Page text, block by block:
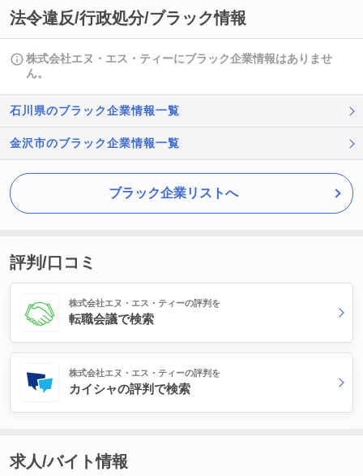
法令違反/行政処分/ブラック情報
株式会社エヌ・エス・ティーにブラック企業情報はありませ
ん。
石川県のブラック企業情報一覧
金沢市のブラック企業情報一覧
ブラック企業リストへ
評判/口コミ
株式会社エヌ・エス・ティーの評判を
転職会議で検索
株式会社エヌ・エス・ティーの評判を
カイシャの評判で検索
求人/バイト情報